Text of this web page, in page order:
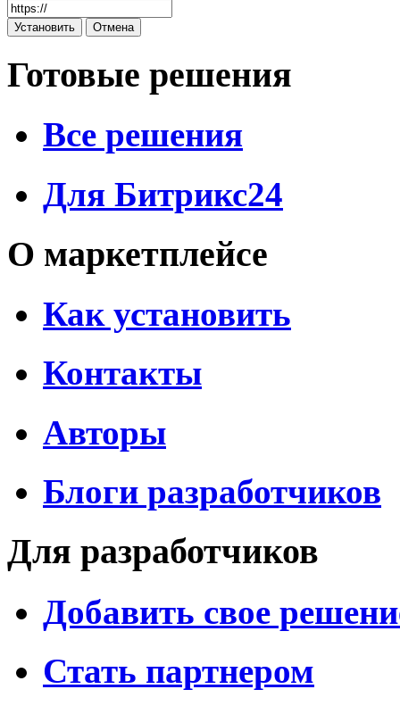
Готовые решения
Все решения
Для Битрикс24
О маркетплейсе
Как установить
Контакты
Авторы
Блоги разработчиков
Для разработчиков
Добавить свое
Стать партнером